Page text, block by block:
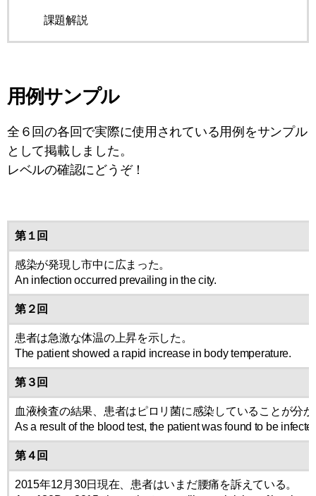
課題解説
用例サンプル
全６回の各回で実際に使用されている用例をサンプル
として掲載しました。
レベルの確認にどうぞ！
第１回
感染が発現し市中に広まった。
An infection occurred prevailing in the city.
第２回
患者は急激な体温の上昇を示した。
The patient showed a rapid increase in body temperature.
第３回
血液検査の結果、患者はピロリ菌に感染していることが分
As a result of the blood test, the patient was found to be
第４回
2015年12月30日現在、患者はいまだ腰痛を訴えている。